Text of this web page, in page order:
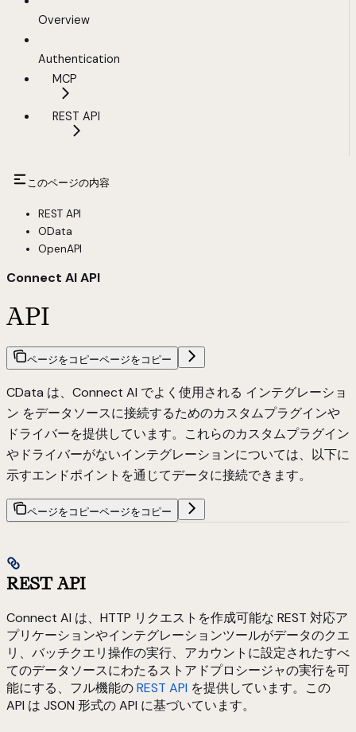
Overview
Authentication
MCP
REST API
このページの内容
REST API
OData
OpenAPI
Connect AI API
API
ページをコピーページをコピー
CData は、Connect AI でよく使用される インテグレーショ
ン をデータソースに接続するためのカスタムプラグインや
ドライバーを提供しています。これらのカスタムプラグイン
やドライバーがないインテグレーションについては、以下に
示すエンドポイントを通じてデータに接続できます。
ページをコピーページをコピー
REST API
Connect AI は、HTTP リクエストを作成可能な REST 対応ア
プリケーションやインテグレーションツールがデータのクエ
リ、バッチクエリ操作の実行、アカウントに設定されたすべ
てのデータソースにわたるストアドプロシージャの実行を可
能にする、フル機能のREST API を提供しています。この
API は JSON 形式の API に基づいています。